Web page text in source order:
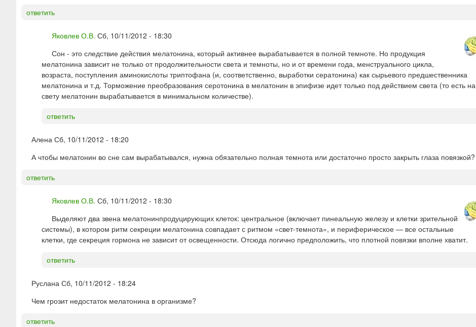
ответить
Яковлев О.В. Сб, 10/11/2012 - 18:30
Сон - это следствие действия мелатонина, который активнее вырабатывается в полной темноте. Но продукция
мелатонина зависит не только от продолжительности света и темноты, но и от времени года, менструального цикла,
возраста, поступления аминокислоты триптофана (и, соответственно, выработки сератонина) как сырьевого предшественника
мелатонина и т.д. Торможение преобразования серотонина в мелатонин в эпифизе идет только под действием света (то есть на
свету мелатонин вырабатывается в минимальном количестве).
ответить
Алена Сб, 10/11/2012 - 18:20
А чтобы мелатонин во сне сам вырабатывался, нужна обязательно полная темнота или достаточно просто закрыть глаза повязкой?
ответить
Яковлев О.В. Сб, 10/11/2012 - 18:30
Выделяют два звена мелатонинпродуцирующих клеток: центральное (включает пинеальную железу и клетки зрительной
системы), в котором ритм секреции мелатонина совпадает с ритмом «свет-темнота», и периферическое — все остальные
клетки, где секреция гормона не зависит от освещенности. Отсюда логично предположить, что плотной повязки вполне хватит.
ответить
Руслана Сб, 10/11/2012 - 18:24
Чем грозит недостаток мелатонина в организме?
ответить